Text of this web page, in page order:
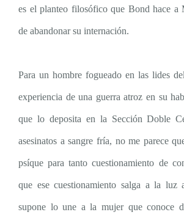
es el planteo filosófico que Bond hace a
de abandonar su internación.
Para un hombre fogueado en las lides
experiencia de una guerra atroz en su
que lo deposita en la Sección Doble
asesinatos a sangre fría, no me parece
psíque para tanto cuestionamiento de
que ese cuestionamiento salga a la
supone lo une a la mujer que conoce